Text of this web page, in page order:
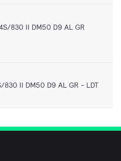
830 II DM50 D9 AL GR
830 II DM50 D9 AL GR LDT